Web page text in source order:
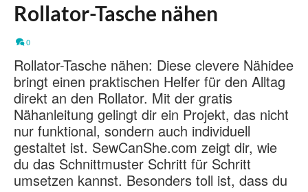
Rollator-Tasche nähen
0
Rollator-Tasche nähen: Diese clevere Nähidee
bringt einen praktischen Helfer für den Alltag
direkt an den Rollator. Mit der gratis
Nähanleitung gelingt dir ein Projekt, das nicht
nur funktional, sondern auch individuell
gestaltet ist. SewCanShe.com zeigt dir, wie
du das Schnittmuster Schritt für Schritt
umsetzen kannst. Besonders toll ist, dass du